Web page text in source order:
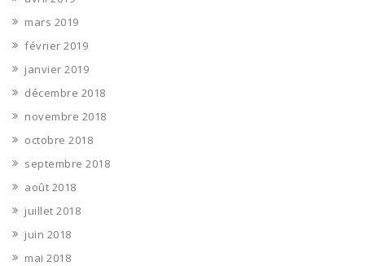
mars 2019
février 2019
janvier 2019
décembre 2018
novembre 2018
octobre 2018
septembre 2018
août 2018
juillet 2018
juin 2018
mai 2018